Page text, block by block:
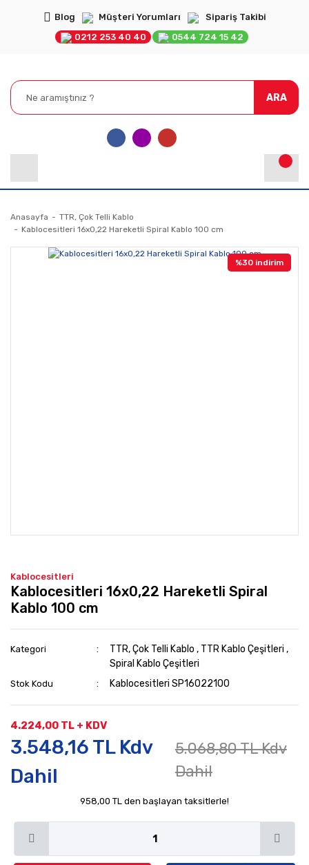
Blog Müşteri Yorumları
Sipariş Takibi
0212 253 40 40
0544 724 15 42
ARA
Anasayfa
TTR, Çok Telli Kablo
Kablocesitleri 16x0,22 Hareketli Spiral Kablo 100 cm
%30 indirim
Kablocesitleri
Kablocesitleri 16x0,22 Hareketli Spiral
Kablo 100 cm
Kategori TTR, Çok Telli Kablo , TTR Kablo Çeşitleri ,
Spiral Kablo Çeşitleri
Stok Kodu Kablocesitleri SP16022100
4.224,00 TL + KDV
3.548,16 TL Kdv
Dahil
5.068,80 TL Kdv
Dahil
958,00 TL den başlayan taksitlerle!